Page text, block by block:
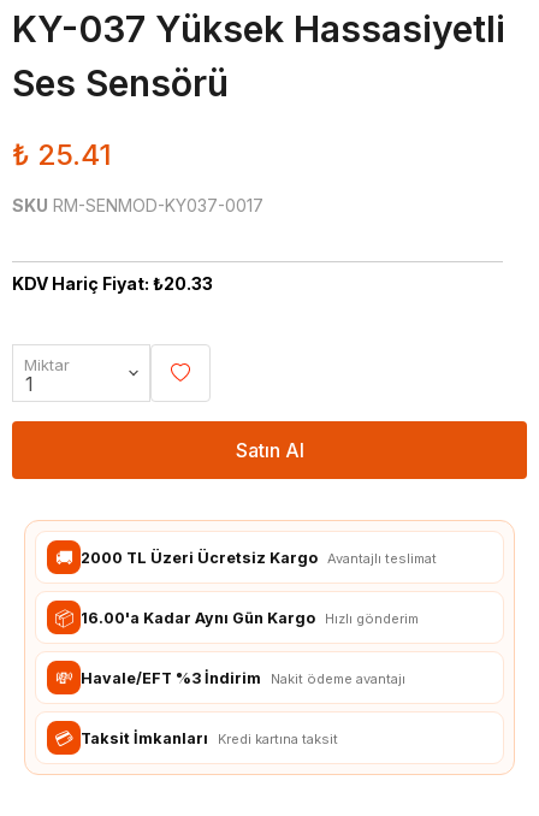
KY-037 Yüksek Hassasiyetli
Ses Sensörü
₺ 25.41
SKU RM-SENMOD-KY037-0017
KDV Hariç Fiyat: ₺20.33
Miktar
Satın Al
🚚 2000 TL Üzeri Ücretsiz Kargo Avantajlı teslimat
📦 16.00'a Kadar Aynı Gün Kargo Hızlı gönderim
💸 Havale/EFT %3 İndirim Nakit ödeme avantajı
💳 Taksit İmkanları Kredi kartına taksit